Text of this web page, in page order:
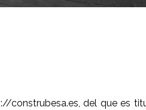
construbesa.es, del que es